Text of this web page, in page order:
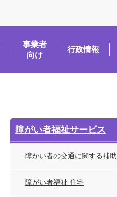
事業者
向け
行政情報
障がい者福祉サービス
障がい者の交通に関する補助
障がい者福祉 住宅